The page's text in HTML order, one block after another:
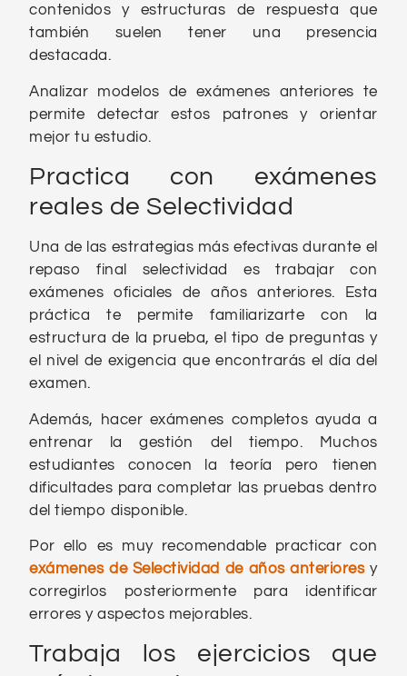
contenidos y estructuras de respuesta que
también suelen tener una presencia
destacada.
Analizar modelos de exámenes anteriores te
permite detectar estos patrones y orientar
mejor tu estudio.
Practica con exámenes
reales de Selectividad
Una de las estrategias más efectivas durante el
repaso final selectividad es trabajar con
exámenes oficiales de años anteriores. Esta
práctica te permite familiarizarte con la
estructura de la prueba, el tipo de preguntas y
el nivel de exigencia que encontrarás el día del
examen.
Además, hacer exámenes completos ayuda a
entrenar la gestión del tiempo. Muchos
estudiantes conocen la teoría pero tienen
dificultades para completar las pruebas dentro
del tiempo disponible.
Por ello es muy recomendable practicar con
exámenes de Selectividad de años anterioresy
corregirlos posteriormente para identificar
errores y aspectos mejorables.
Trabaja los ejercicios que